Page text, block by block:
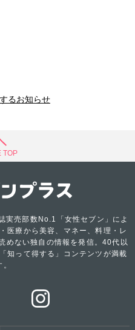
るお知らせ
TOP
実売部数No.1「女性セブン」によ
医療から美容、マネー、料理・レ
めない独自の情報を発信。40代以
知って得する」コンテンツが満載